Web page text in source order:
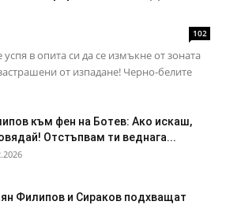
102
в опита си да се измъкне от зоната
от изпадане! Черно-белите
към фен на Ботев: Ако искаш,
Отстъпвам ти веднага...
Филипов и Сираков подхващат